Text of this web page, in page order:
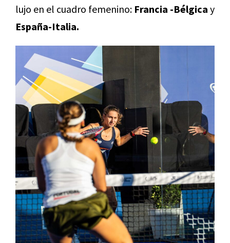
lujo en el cuadro femenino: Francia -Bélgica y
España-Italia.